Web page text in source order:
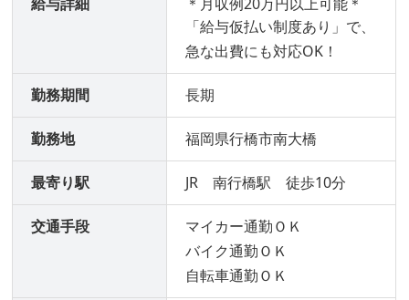
「給与仮払い制度あり」で、
急な出費にも対応OK！
勤務期間 長期
勤務地 福岡県行橋市南大橋
最寄り駅 JR 南行橋駅 徒歩10分
交通手段
マイカー通勤ＯＫ
バイク通勤ＯＫ
自転車通勤ＯＫ